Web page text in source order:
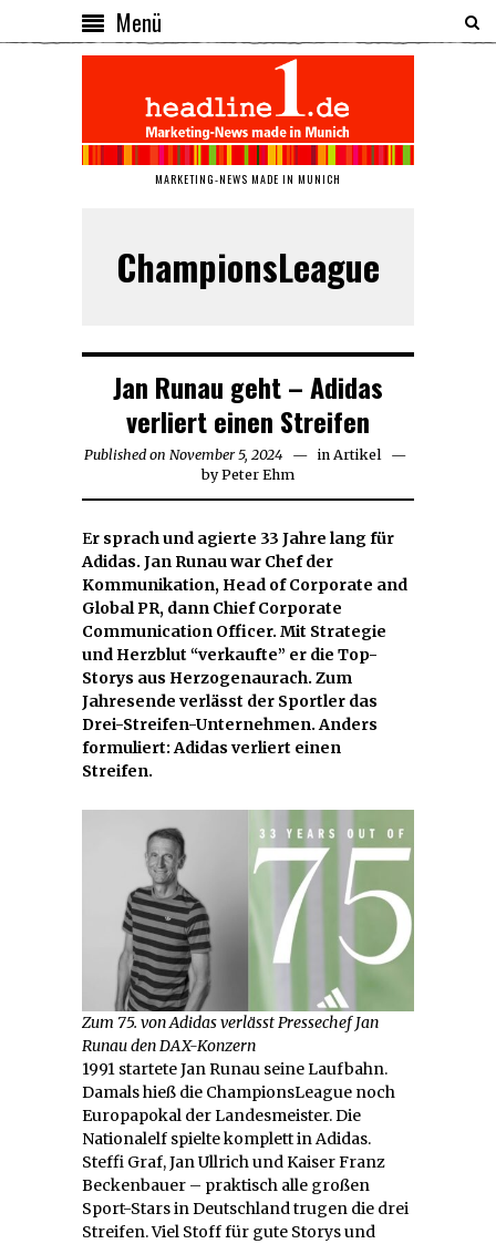
Menü
MARKETING-NEWS MADE IN MUNICH
ChampionsLeague
Jan Runau geht – Adidas
verliert einen Streifen
Published on November 5, 2024November
5,
2024
in Artikel
byPeter Ehm
Er sprach und agierte 33 Jahre lang für
Adidas. Jan Runau war Chef der
Kommunikation, Head of Corporate and
Global PR, dann Chief Corporate
Communication Officer. Mit Strategie
und Herzblut “verkaufte” er die Top-
Storys aus Herzogenaurach. Zum
Jahresende verlässt der Sportler das
Drei-Streifen-Unternehmen. Anders
formuliert: Adidas verliert einen
Streifen.
Zum 75. von Adidas verlässt Pressechef Jan
Runau den DAX-Konzern
1991 startete Jan Runau seine Laufbahn.
Damals hieß die ChampionsLeague noch
Europapokal der Landesmeister. Die
Nationalelf spielte komplett in Adidas.
Steffi Graf, Jan Ullrich und Kaiser Franz
Beckenbauer – praktisch alle großen
Sport-Stars in Deutschland trugen die drei
Streifen. Viel Stoff für gute Storys und